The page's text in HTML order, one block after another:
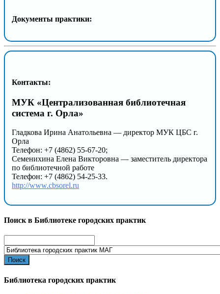
Документы практики:
Контакты:
МУК «Централизованная библиотечная
система г. Орла»
Гладкова Ирина Анатольевна — директор МУК ЦБС г.
Орла
Телефон: +7 (4862) 55-67-20;
Семенихина Елена Викторовна — заместитель директора
по библиотечной работе
Телефон: +7 (4862) 54-25-33.
http://www.cbsorel.ru
Поиск в Библиотеке городских практик
for:
Библиотека городских практик